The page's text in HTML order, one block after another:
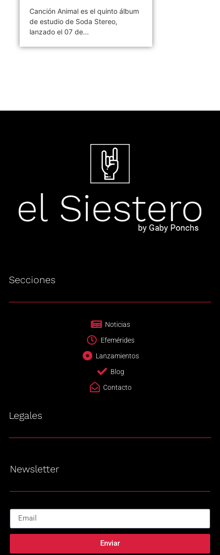
Canción Animal es el quinto álbum
de estudio de Soda Stereo,
lanzado el 07 de...
Secciones
Noticias
Efemérides
Lanzamientos
Blog
Contacto
Legales
Newsletter
Enviar